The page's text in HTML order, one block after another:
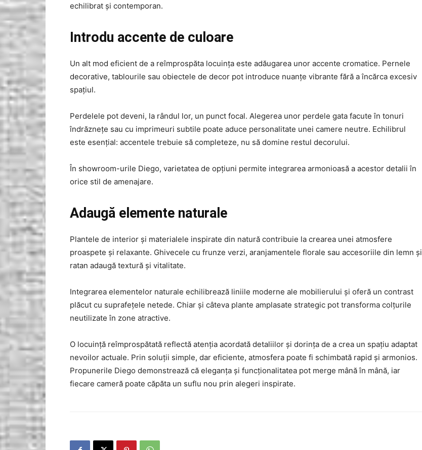
echilibrat și contemporan.
Introdu accente de culoare
Un alt mod eficient de a reîmprospăta locuința este adăugarea unor accente cromatice. Pernele
decorative, tablourile sau obiectele de decor pot introduce nuanțe vibrante fără a încărca excesiv
spațiul.
Perdelele pot deveni, la rândul lor, un punct focal. Alegerea unor perdele gata facute în tonuri
îndrăznețe sau cu imprimeuri subtile poate aduce personalitate unei camere neutre. Echilibrul
este esențial: accentele trebuie să completeze, nu să domine restul decorului.
În showroom-urile Diego, varietatea de opțiuni permite integrarea armonioasă a acestor detalii în
orice stil de amenajare.
Adaugă elemente naturale
Plantele de interior și materialele inspirate din natură contribuie la crearea unei atmosfere
proaspete și relaxante. Ghivecele cu frunze verzi, aranjamentele florale sau accesoriile din lemn și
ratan adaugă textură și vitalitate.
Integrarea elementelor naturale echilibrează liniile moderne ale mobilierului și oferă un contrast
plăcut cu suprafețele netede. Chiar și câteva plante amplasate strategic pot transforma colțurile
neutilizate în zone atractive.
O locuință reîmprospătată reflectă atenția acordată detaliilor și dorința de a crea un spațiu adaptat
nevoilor actuale. Prin soluții simple, dar eficiente, atmosfera poate fi schimbată rapid și armonios.
Propunerile Diego demonstrează că eleganța și funcționalitatea pot merge mână în mână, iar
fiecare cameră poate căpăta un suflu nou prin alegeri inspirate.